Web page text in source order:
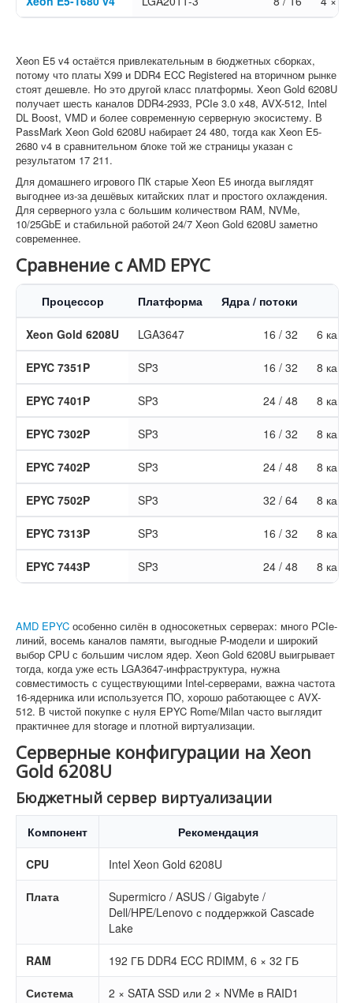
Xeon E5 v4 остаётся привлекательным в бюджетных сборках,
потому что платы X99 и DDR4 ECC Registered на вторичном рынке
стоят дешевле. Но это другой класс платформы. Xeon Gold 6208U
получает шесть каналов DDR4-2933, PCIe 3.0 x48, AVX-512, Intel
DL Boost, VMD и более современную серверную экосистему. В
PassMark Xeon Gold 6208U набирает 24 480, тогда как Xeon E5-
2680 v4 в сравнительном блоке той же страницы указан с
результатом 17 211.
Для домашнего игрового ПК старые Xeon E5 иногда выглядят
выгоднее из-за дешёвых китайских плат и простого охлаждения.
Для серверного узла с большим количеством RAM, NVMe,
10/25GbE и стабильной работой 24/7 Xeon Gold 6208U заметно
современнее.
Сравнение с AMD EPYC
Процессор Платформа Ядра / потоки
Xeon Gold 6208U LGA3647 16 / 32 6
EPYC 7351P SP3 16 / 32 8
EPYC 7401P SP3 24 / 48 8
EPYC 7302P SP3 16 / 32 8
EPYC 7402P SP3 24 / 48 8
EPYC 7502P SP3 32 / 64 8
EPYC 7313P SP3 16 / 32 8
EPYC 7443P SP3 24 / 48 8
AMD EPYC особенно силён в односокетных серверах: много PCIe-
линий, восемь каналов памяти, выгодные P-модели и широкий
выбор CPU с большим числом ядер. Xeon Gold 6208U выигрывает
тогда, когда уже есть LGA3647-инфраструктура, нужна
совместимость с существующими Intel-серверами, важна частота
16-ядерника или используется ПО, хорошо работающее с AVX-
512. В чистой покупке с нуля EPYC Rome/Milan часто выглядит
практичнее для storage и плотной виртуализации.
Серверные конфигурации на Xeon
Gold 6208U
Бюджетный сервер виртуализации
Компонент Рекомендация
CPU Intel Xeon Gold 6208U
Плата
Supermicro / ASUS / Gigabyte /
Dell/HPE/Lenovo с поддержкой Cascade
Lake
RAM 192 ГБ DDR4 ECC RDIMM, 6 × 32 ГБ
Система 2 × SATA SSD или 2 × NVMe в RAID1